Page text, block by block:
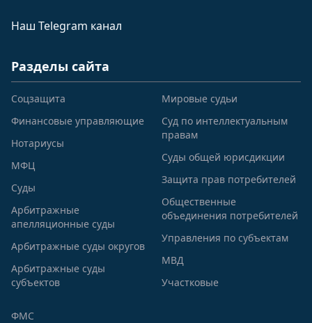
Наш Telegram канал
Разделы сайта
Соцзащита
Финансовые управляющие
Нотариусы
МФЦ
Суды
Арбитражные
апелляционные суды
Арбитражные суды округов
Арбитражные суды
субъектов
Мировые судьи
Суд по интеллектуальным
правам
Суды общей юрисдикции
Защита прав потребителей
Общественные
объединения потребителей
Управления по субъектам
МВД
Участковые
ФМС